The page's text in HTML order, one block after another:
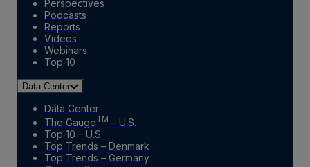
Perspectives
Podcasts
Reports
Videos
Webinars
Top 10
Data Center
Data Center
The GaugeTM – U.S.
Top 10 – U.S.
Top Trends – Denmark
Top Trends – Germany